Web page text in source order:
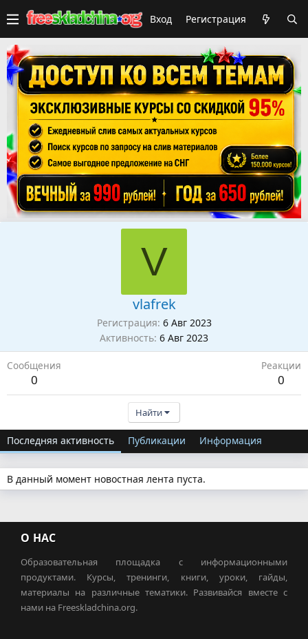
Вход Регистрация
V
vlafrek
Регистрация 6 Авг 2023
Активность 6 Авг 2023
Сообщения
0
Реакции
0
Найти
Последняя активность Публикации Информация
В данный момент новостная лента пуста.
О НАС
Образовательная площадка с информационными
продуктами. Курсы, тренинги, книги, уроки, гайды,
материалы на различные тематики. Развивайся вместе с
нами на Freeskladchina.org.